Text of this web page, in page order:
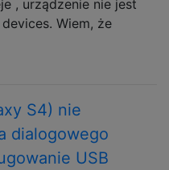
, urządzenie nie jest
Wiem, że
S4) nie
dialogowego
USB